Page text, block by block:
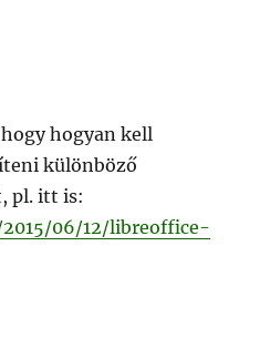
hogyan kell
különböző
pl. itt is:
06/12/libreoffice-